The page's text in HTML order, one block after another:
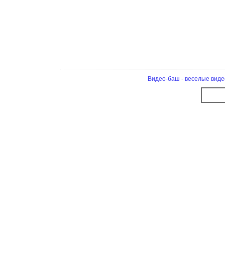
Видео-баш - веселые